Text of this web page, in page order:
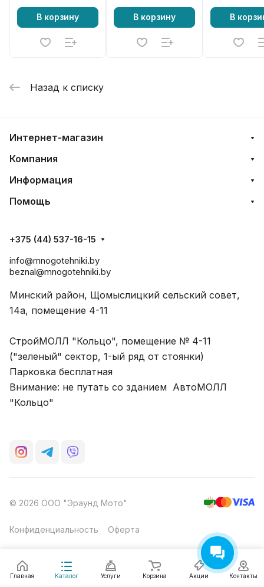
В корзину В корзину В
Назад к списку
Главная Каталог Услуги Корзина Акции Контакты
Интернет-магазин
Компания
Информация
Помощь
+375 (44) 537-16-15
info@mnogotehniki.by
beznal@mnogotehniki.by
Минский район, Щомыслицкий сельский совет,
14а, помещение 4-11
СтройМОЛЛ "Кольцо", помещение № 4-11
("зеленый" сектор, 1-ый ряд от стоянки)
Парковка бесплатная
Внимание: не путать со зданием АвтоМОЛЛ
"Кольцо"
© 2026 ООО "Эраунд Мото"
Конфиденциальность Оферта